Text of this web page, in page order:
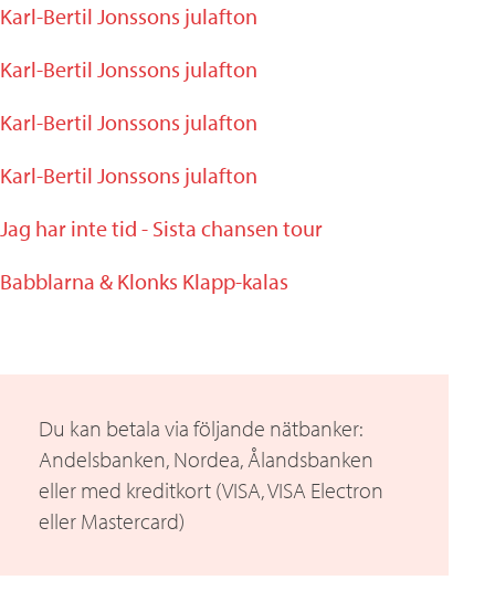
Karl-Bertil Jonssons julafton
Karl-Bertil Jonssons julafton
Karl-Bertil Jonssons julafton
Karl-Bertil Jonssons julafton
Jag har inte tid - Sista chansen tour
Babblarna & Klonks Klapp-kalas
Du kan betala via följande nätbanker:
Andelsbanken, Nordea, Ålandsbanken
eller med kreditkort (VISA, VISA Electron
eller Mastercard)